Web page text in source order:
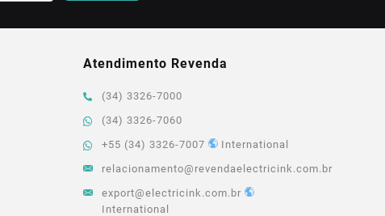
Atendimento Revenda
(34) 3326-7000
(34) 3326-7060
+55 (34) 3326-7007
International
relacionamento@revendaelectricink.com.br
export@electricink.com.br
International